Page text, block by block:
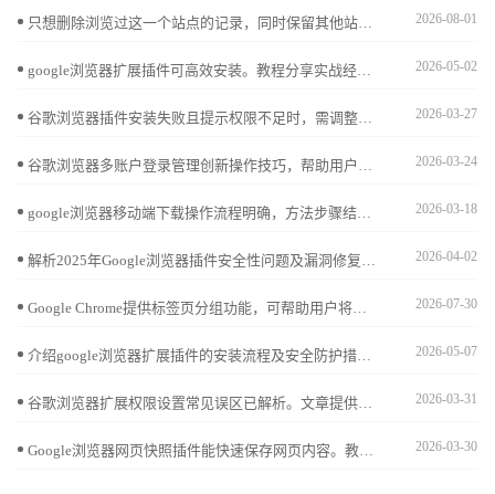
只想删除浏览过这一个站点的记录，同时保留其他站点的访问进度？苹果手机Safari浏览器提供了精细化的历史管理界面，让您精准处理每一个特定的历史痕迹。 2026-08-01
google浏览器扩展插件可高效安装。教程分享实战经验，包括批量安装、权限设置和配置技巧，帮助用户快速管理插件，提高浏览器使用效率。 2026-05-02
谷歌浏览器插件安装失败且提示权限不足时，需调整权限设置。本文详细介绍修复方法，帮助用户顺利安装插件。 2026-03-27
谷歌浏览器多账户登录管理创新操作技巧，帮助用户便捷切换账户，合理管理多用户信息，实现高效安全使用。 2026-03-24
google浏览器移动端下载操作流程明确，方法步骤结合经验提示，帮助用户快速完成下载安装并获得流畅使用体验。 2026-03-18
解析2025年Google浏览器插件安全性问题及漏洞修复措施，保障插件安全稳定使用。 2026-04-02
Google Chrome提供标签页分组功能，可帮助用户将多个网页按主题分类，便于集中管理与切换，极大提高办公和学习的浏览效率。 2026-07-30
介绍google浏览器扩展插件的安装流程及安全防护措施，保障浏览器安全和稳定。 2026-05-07
谷歌浏览器扩展权限设置常见误区已解析。文章提供安全操作方法和优化技巧，帮助用户合理配置插件权限，提高安全性。 2026-03-31
Google浏览器网页快照插件能快速保存网页内容。教程详细讲解安装、使用步骤及操作技巧，实现高效网页内容保存。 2026-03-30